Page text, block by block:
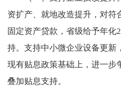
资扩产、就地改造提升，对符
固定资产贷款，省级给予年化
持。支持中小微企业设备更新
现有贴息政策基础上，进一步
叠加贴息支持。